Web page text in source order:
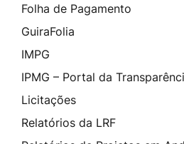
Folha de Pagamento
GuiraFolia
IMPG
IPMG – Portal da
Licitações
Relatórios da LRF